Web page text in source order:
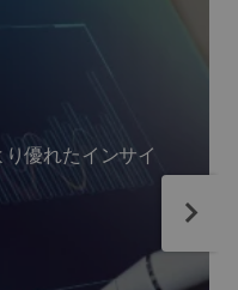
優れたインサイ